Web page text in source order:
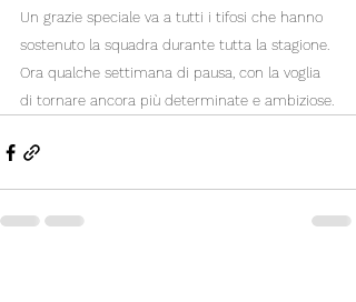
Un grazie speciale va a tutti i tifosi che hanno
sostenuto la squadra durante tutta la stagione.
Ora qualche settimana di pausa, con la voglia
di tornare ancora più determinate e ambiziose.